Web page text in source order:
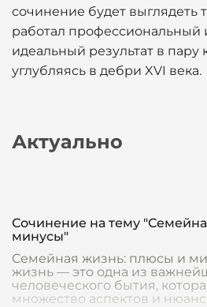
сочинение будет выглядеть
работал профессиональный
идеальный результат в пару
углубляясь в дебри XVI века.
Актуально
Сочинение на тему
минусы"
Семейная жизнь: плюсы и
жизнь — это одна из
человеческого бытия,
множество аспектов и